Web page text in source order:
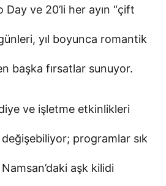
Day ve 20’li her ayın “çift
yıl boyunca romantik
başka fırsatlar sunuyor.
ve işletme etkinlikleri
programlar sık
aşk kilidi